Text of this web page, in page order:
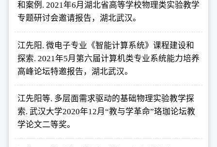
和案例. 2021年6月湖北省高等学校物理类实验教学
专题研讨会邀请报告，湖北武汉。
江先阳. 微电子专业《智能计算系统》课程建设和
探索. 2021年5月第六届计算机类专业系统能力培养
高峰论坛特邀报告，湖北武汉。
江先阳等. 多层面需求驱动的基础物理实验教学探
索. 武汉大学2020年12月“教与学革命”珞珈论坛教
学论文二等奖。